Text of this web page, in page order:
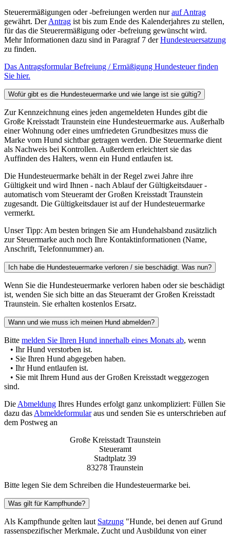
Steuerermäßigungen oder -befreiungen werden nurauf Antrag
gewährt. DerAntrag ist bis zum Ende des Kalenderjahres zu stellen,
für das die Steuerermäßigung oder -befreiung gewünscht wird.
Mehr Informationen dazu sind in Paragraf 7 derHundesteuersatzung
zu finden.
Das Antragsformular Befreiung / Ermäßigung Hundesteuer finden
Sie hier.
Wofür gibt es die Hundesteuermarke und wie lange ist sie gültig?
Zur Kennzeichnung eines jeden angemeldeten Hundes gibt die
Große Kreisstadt Traunstein eine Hundesteuermarke aus. Außerhalb
einer Wohnung oder eines umfriedeten Grundbesitzes muss die
Marke vom Hund sichtbar getragen werden. Die Steuermarke dient
als Nachweis bei Kontrollen. Außerdem erleichtert sie das
Auffinden des Halters, wenn ein Hund entlaufen ist.
Die Hundesteuermarke behält in der Regel zwei Jahre ihre
Gültigkeit und wird Ihnen - nach Ablauf der Gültigkeitsdauer -
automatisch vom Steueramt der Großen Kreisstadt Traunstein
zugesandt. Die Gültigkeitsdauer ist auf der Hundesteuermarke
vermerkt.
Unser Tipp: Am besten bringen Sie am Hundehalsband zusätzlich
zur Steuermarke auch noch Ihre Kontaktinformationen (Name,
Anschrift, Telefonnummer) an.
Ich habe die Hundesteuermarke verloren / sie beschädigt. Was nun?
Wenn Sie die Hundesteuermarke verloren haben oder sie beschädigt
ist, wenden Sie sich bitte an das Steueramt der Großen Kreisstadt
Traunstein. Sie erhalten kostenlos Ersatz.
Wann und wie muss ich meinen Hund abmelden?
Bitte melden Sie Ihren Hund innerhalb eines Monats ab, wenn
• Ihr Hund verstorben ist.
• Sie Ihren Hund abgegeben haben.
• Ihr Hund entlaufen ist.
• Sie mit Ihrem Hund aus der Großen Kreisstadt weggezogen
sind.
Die Abmeldung Ihres Hundes erfolgt ganz unkompliziert: Füllen Sie
dazu das Abmeldeformularaus und senden Sie es unterschrieben auf
dem Postweg an
Große Kreisstadt Traunstein
Steueramt
Stadtplatz 39
83278 Traunstein
Bitte legen Sie dem Schreiben die Hundesteuermarke bei.
Was gilt für Kampfhunde?
Als Kampfhunde gelten laut Satzung "Hunde, bei denen auf Grund
rassenspezifischer Merkmale, Zucht und Ausbildung von einer